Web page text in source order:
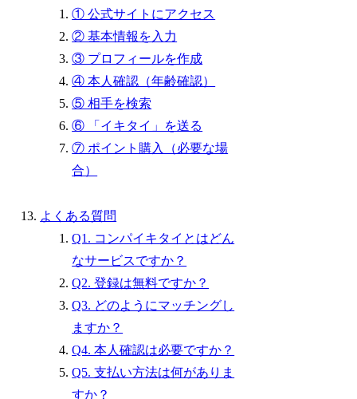
① 公式サイトにアクセス
② 基本情報を入力
③ プロフィールを作成
④ 本人確認（年齢確認）
⑤ 相手を検索
⑥ 「イキタイ」を送る
⑦ ポイント購入（必要な場
合）
よくある質問
Q1. コンパイキタイとはどん
なサービスですか？
Q2. 登録は無料ですか？
Q3. どのようにマッチングし
ますか？
Q4. 本人確認は必要ですか？
Q5. 支払い方法は何がありま
すか？